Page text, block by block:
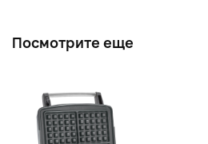
Посмотрите еще